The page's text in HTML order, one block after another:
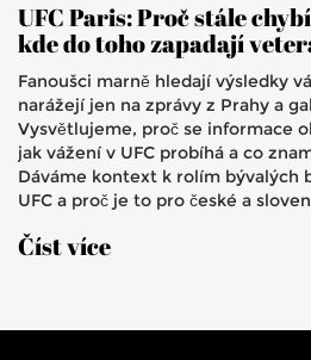
UFC Paris: Proč stále
kde do toho zapadají
Fanoušci marně hledají výsledky
narážejí jen na zprávy z Prahy a
Vysvětlujeme, proč se informace
jak vážení v UFC probíhá a co
Dáváme kontext k rolím bývalých
UFC a proč je to pro české a
Číst více